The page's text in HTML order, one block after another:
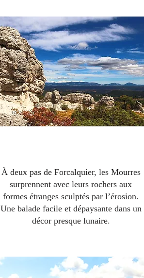
À deux pas de Forcalquier, les Mourres
surprennent avec leurs rochers aux
formes étranges sculptés par l’érosion.
Une balade facile et dépaysante dans un
décor presque lunaire.